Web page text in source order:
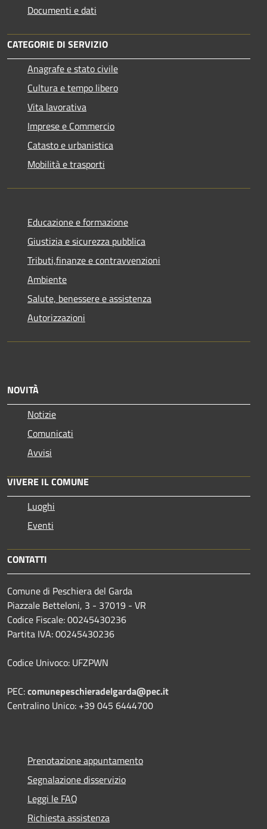
Documenti e dati
CATEGORIE DI SERVIZIO
Anagrafe e stato civile
Cultura e tempo libero
Vita lavorativa
Imprese e Commercio
Catasto e urbanistica
Mobilità e trasporti
Educazione e formazione
Giustizia e sicurezza pubblica
Tributi,finanze e contravvenzioni
Ambiente
Salute, benessere e assistenza
Autorizzazioni
NOVITÀ
Notizie
Comunicati
Avvisi
VIVERE IL COMUNE
Luoghi
Eventi
CONTATTI
Comune di Peschiera del Garda
Piazzale Betteloni, 3 - 37019 - VR
Codice Fiscale: 00245430236
Partita IVA: 00245430236
Codice Univoco: UFZPWN
PEC:comunepeschieradelgarda@pec.it
Centralino Unico: +39 045 6444700
Prenotazione appuntamento
Segnalazione disservizio
Leggi le FAQ
Richiesta assistenza